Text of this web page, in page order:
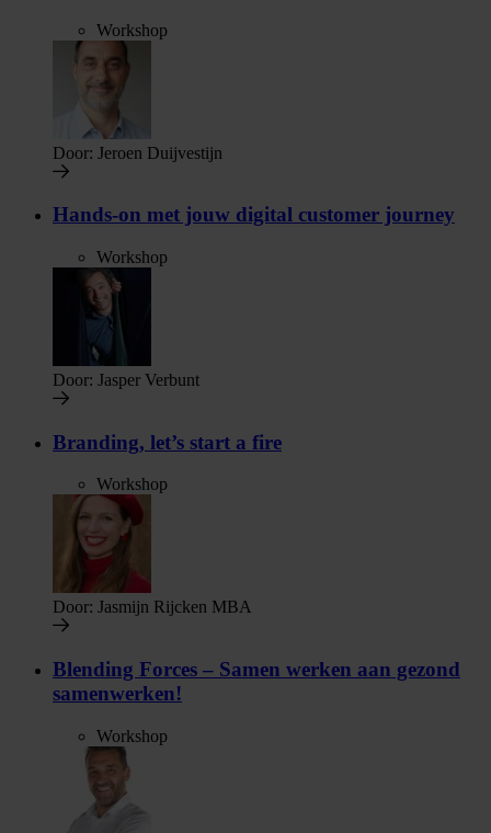
Workshop
Door: Jeroen Duijvestijn
Hands-on met jouw digital customer journey
Workshop
Door: Jasper Verbunt
Branding, let’s start a fire
Workshop
Door: Jasmijn Rijcken MBA
Blending Forces – Samen werken aan gezond
samenwerken!
Workshop